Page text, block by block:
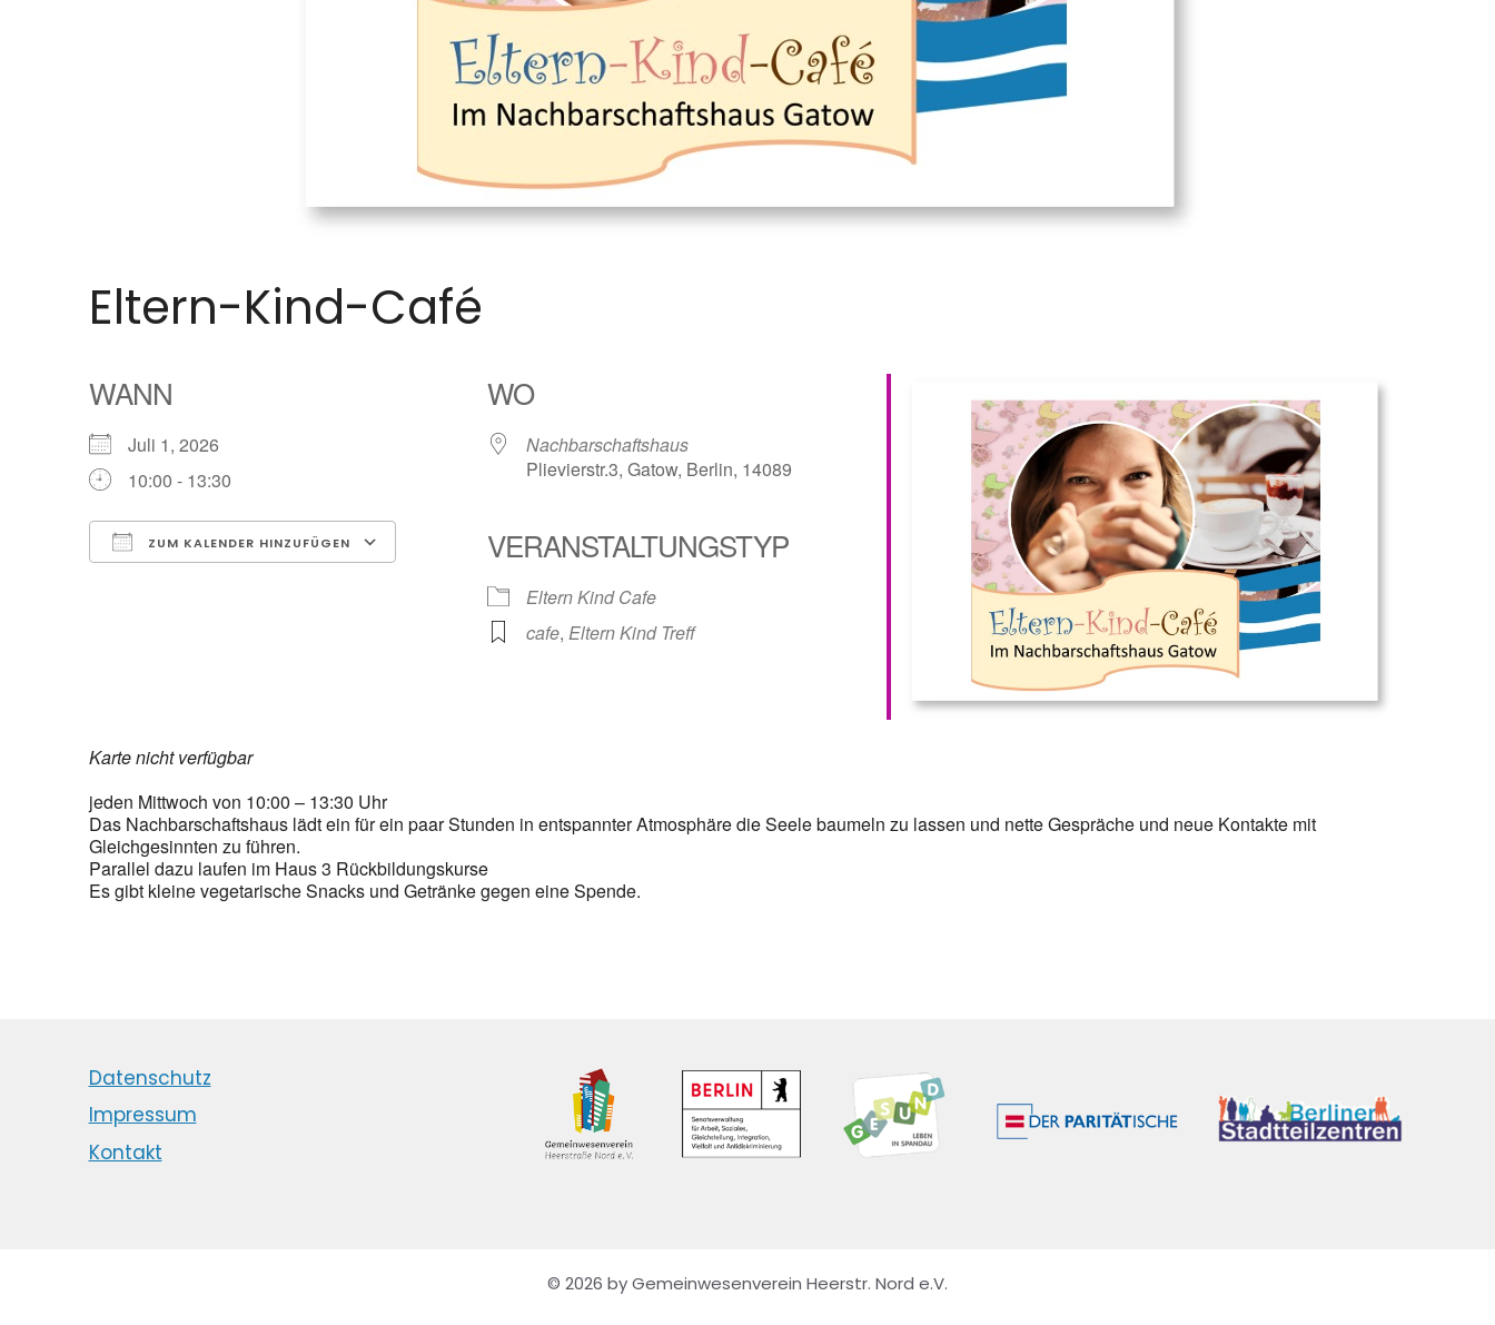
Eltern-Kind-Café
WANN
Juli 1, 2026
10:00 - 13:30
ZUM KALENDER HINZUFÜGEN
Google Kalender Office 365 Outlook Live
WO
Nachbarschaftshaus
Plievierstr.3, Gatow, Berlin, 14089
VERANSTALTUNGSTYP
Eltern Kind Cafe
cafe,Eltern Kind Treff
Karte nicht verfügbar
jeden Mittwoch von 10:00 – 13:30 Uhr
Das Nachbarschaftshaus lädt ein für ein paar Stunden in entspannter Atmosphäre die Seele baumeln zu lassen und nette Gespräche und neue Kontakte mit
Gleichgesinnten zu führen.
Parallel dazu laufen im Haus 3 Rückbildungskurse
Es gibt kleine vegetarische Snacks und Getränke gegen eine Spende.
Datenschutz
Impressum
Kontakt
© 2026 by Gemeinwesenverein Heerstr. Nord e.V.